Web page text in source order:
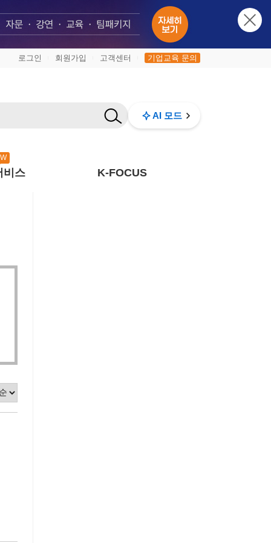
로그인 회원가입 고객센터 기업교육 문의
AI 모드
비스 K-FOCUS